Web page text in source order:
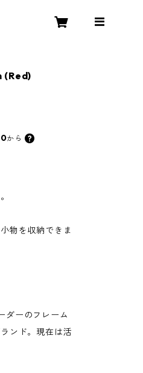
(Red)
から
物を収納できま
ダーのフレーム
ンド。現在は活